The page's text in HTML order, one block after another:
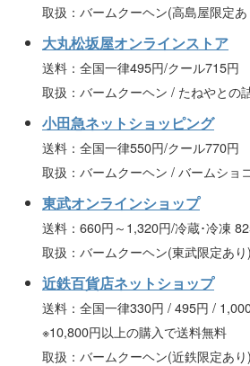
取扱：バームクーヘン(高島屋限定
大丸松坂屋オンラインストア
送料：全国一律495円/クール715円
取扱：バームクーヘン / たねやとの
小田急ネットショッピング
送料：全国一律550円/クール770円
取扱：バームクーヘン / バームショ
東武オンラインショップ
送料：660円～1,320円/冷蔵･冷凍
取扱：バームクーヘン(東武限定あり)
近鉄百貨店ネットショップ
送料：全国一律330円 / 495円 /
※10,800円以上の購入で送料無料
取扱：バームクーヘン(近鉄限定あり)